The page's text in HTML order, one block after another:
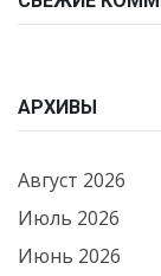
АРХИВЫ
Август 2026
Июль 2026
Июнь 2026